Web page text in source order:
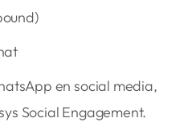
en social media,
Social Engagement.